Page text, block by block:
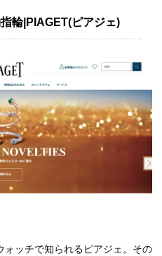
輪|PIAGET(ピアジェ)
ッチで知られるピアジェ。その